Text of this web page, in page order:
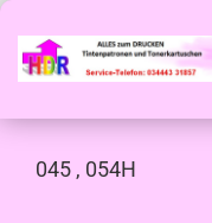
045 , 054H